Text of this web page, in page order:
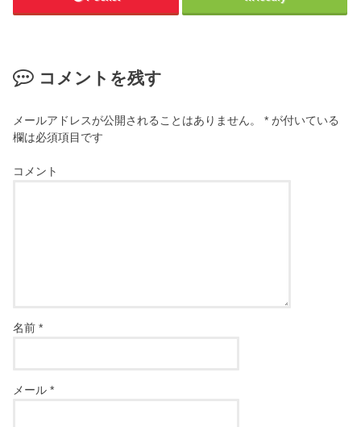
コメントを残す
メールアドレスが公開されることはありません。 * が付いている
欄は必須項目です
コメント
名前*
メール*